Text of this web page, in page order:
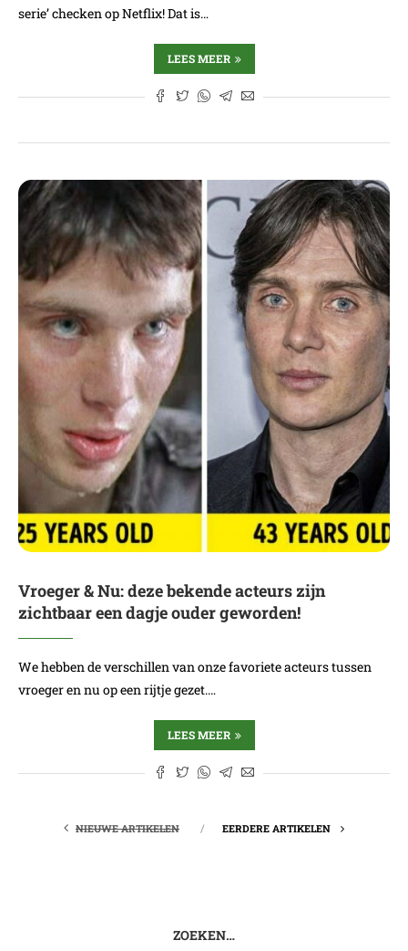
serie’ checken op Netflix! Dat is…
LEES MEER
Vroeger & Nu: deze bekende acteurs zijn
zichtbaar een dagje ouder geworden!
We hebben de verschillen van onze favoriete acteurs tussen
vroeger en nu op een rijtje gezet.…
LEES MEER
NIEUWE ARTIKELEN EERDERE ARTIKELEN
ZOEKEN…